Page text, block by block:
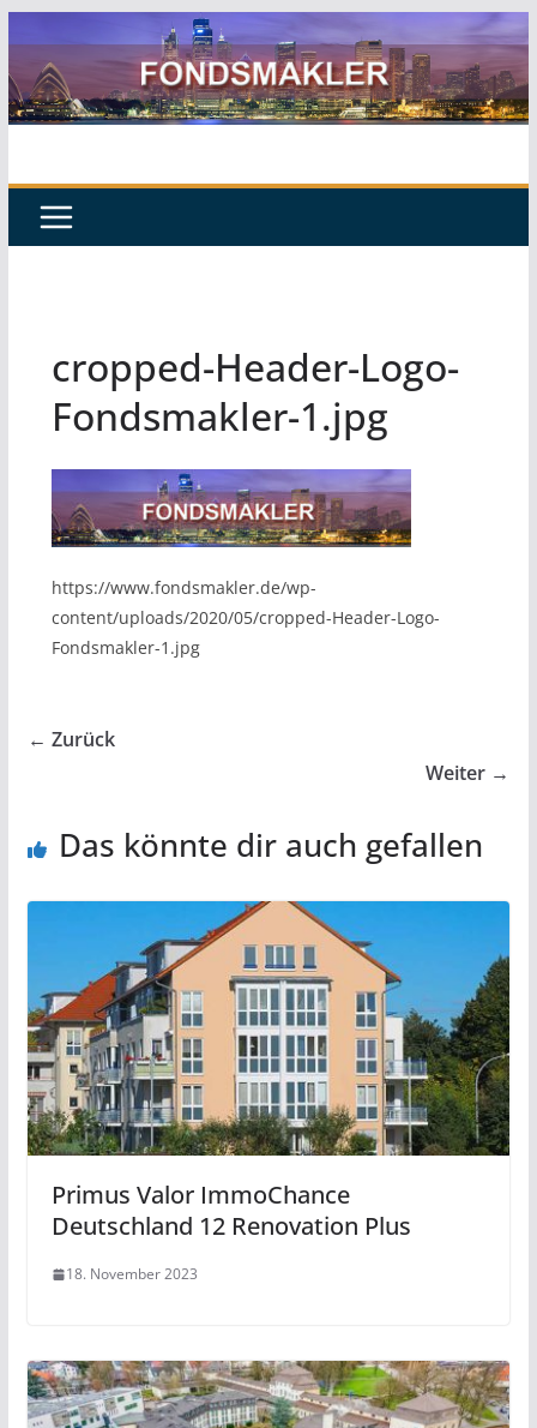
Inhalt
springen
cropped-Header-Logo-
Fondsmakler-1.jpg
https://www.fondsmakler.de/wp-
content/uploads/2020/05/cropped-Header-Logo-
Fondsmakler-1.jpg
← Zurück
Weiter →
Das könnte dir auch gefallen
Primus Valor ImmoChance
Deutschland 12 Renovation Plus
18. November 2023